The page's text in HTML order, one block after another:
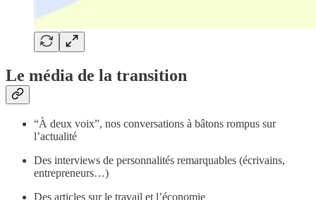
Le média de la transition
“À deux voix”, nos conversations à bâtons rompus sur
l’actualité
Des interviews de personnalités remarquables (écrivains,
entrepreneurs…)
Des articles sur le travail et l’économie